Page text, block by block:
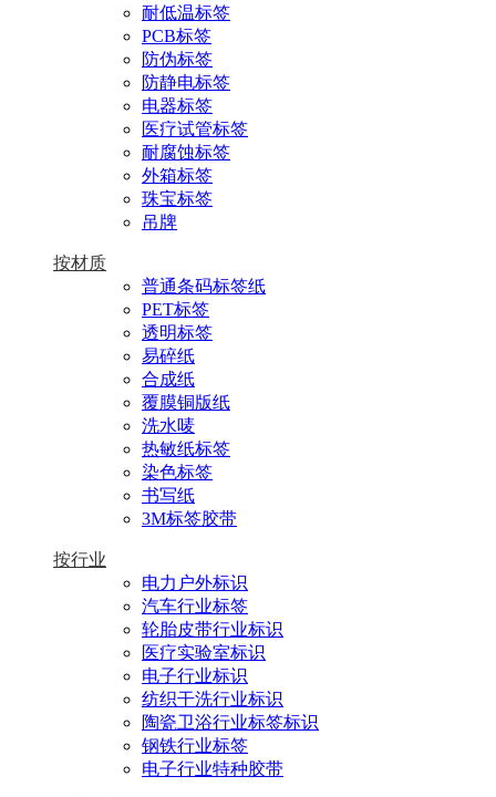
耐低温标签
PCB标签
防伪标签
防静电标签
电器标签
医疗试管标签
耐腐蚀标签
外箱标签
珠宝标签
吊牌
按材质
普通条码标签纸
PET标签
透明标签
易碎纸
合成纸
覆膜铜版纸
洗水唛
热敏纸标签
染色标签
书写纸
3M标签胶带
按行业
电力户外标识
汽车行业标签
轮胎皮带行业标识
医疗实验室标识
电子行业标识
纺织干洗行业标识
陶瓷卫浴行业标签标识
钢铁行业标签
电子行业特种胶带